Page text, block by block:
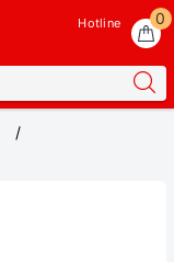
0
Hotline